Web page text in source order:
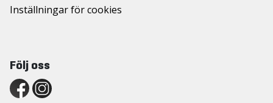
Inställningar för cookies
Följ oss